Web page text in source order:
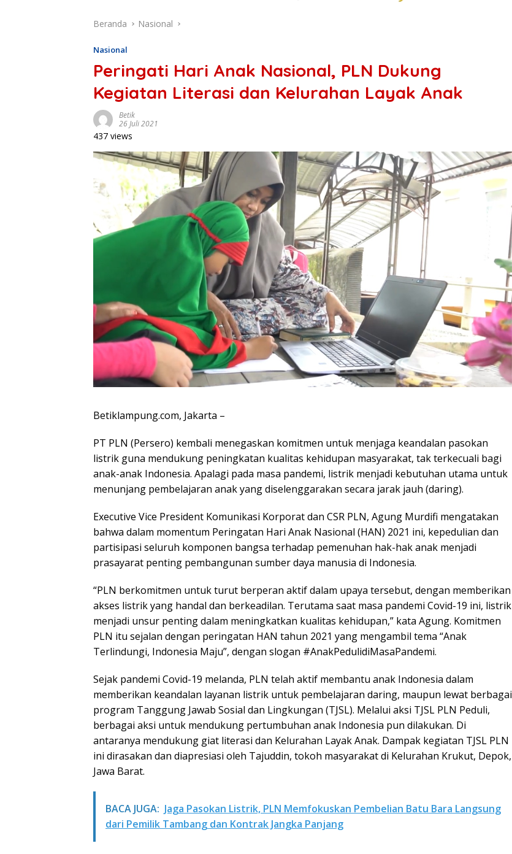
Beranda Nasional
Nasional
Peringati Hari Anak Nasional, PLN Dukung
Kegiatan Literasi dan Kelurahan Layak Anak
Betik
26 Juli 2021
437 views
Betiklampung.com, Jakarta –
PT PLN (Persero) kembali menegaskan komitmen untuk menjaga keandalan pasokan
listrik guna mendukung peningkatan kualitas kehidupan masyarakat, tak terkecuali bagi
anak-anak Indonesia. Apalagi pada masa pandemi, listrik menjadi kebutuhan utama untuk
menunjang pembelajaran anak yang diselenggarakan secara jarak jauh (daring).
Executive Vice President Komunikasi Korporat dan CSR PLN, Agung Murdifi mengatakan
bahwa dalam momentum Peringatan Hari Anak Nasional (HAN) 2021 ini, kepedulian dan
partisipasi seluruh komponen bangsa terhadap pemenuhan hak-hak anak menjadi
prasayarat penting pembangunan sumber daya manusia di Indonesia.
“PLN berkomitmen untuk turut berperan aktif dalam upaya tersebut, dengan memberikan
akses listrik yang handal dan berkeadilan. Terutama saat masa pandemi Covid-19 ini, listrik
menjadi unsur penting dalam meningkatkan kualitas kehidupan,” kata Agung. Komitmen
PLN itu sejalan dengan peringatan HAN tahun 2021 yang mengambil tema “Anak
Terlindungi, Indonesia Maju”, dengan slogan #AnakPedulidiMasaPandemi.
Sejak pandemi Covid-19 melanda, PLN telah aktif membantu anak Indonesia dalam
memberikan keandalan layanan listrik untuk pembelajaran daring, maupun lewat berbagai
program Tanggung Jawab Sosial dan Lingkungan (TJSL). Melalui aksi TJSL PLN Peduli,
berbagai aksi untuk mendukung pertumbuhan anak Indonesia pun dilakukan. Di
antaranya mendukung giat literasi dan Kelurahan Layak Anak. Dampak kegiatan TJSL PLN
ini dirasakan dan diapresiasi oleh Tajuddin, tokoh masyarakat di Kelurahan Krukut, Depok,
Jawa Barat.
BACA JUGA: Jaga Pasokan Listrik, PLN Memfokuskan Pembelian Batu Bara Langsung
dari Pemilik Tambang dan Kontrak Jangka Panjang